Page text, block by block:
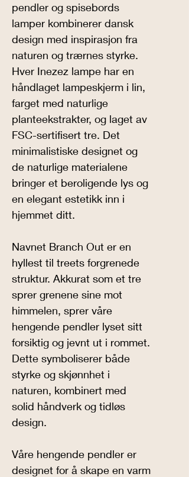
pendler og spisebords
lamper kombinerer dansk
design med inspirasjon fra
naturen og trærnes styrke.
Hver Inezez lampe har en
håndlaget lampeskjerm i lin,
farget med naturlige
planteekstrakter, og laget av
FSC-sertifisert tre. Det
minimalistiske designet og
de naturlige materialene
bringer et beroligende lys og
en elegant estetikk inn i
hjemmet ditt.
Navnet Branch Out er en
hyllest til treets forgrenede
struktur. Akkurat som et tre
sprer grenene sine mot
himmelen, sprer våre
hengende pendler lyset sitt
forsiktig og jevnt ut i rommet.
Dette symboliserer både
styrke og skjønnhet i
naturen, kombinert med
solid håndverk og tidløs
design.
Våre hengende pendler er
designet for å skape en varm